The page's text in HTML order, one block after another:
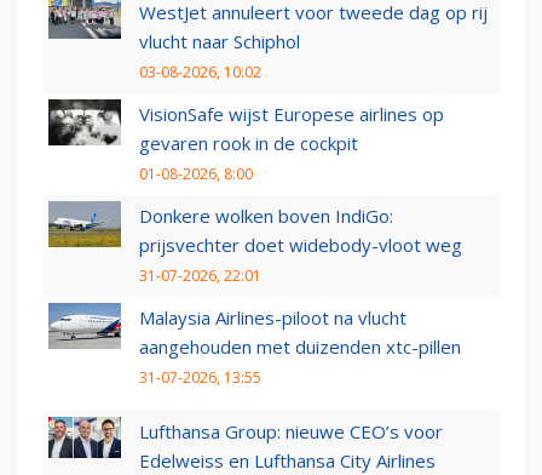
WestJet annuleert voor tweede dag op rij
vlucht naar Schiphol
03-08-2026, 10:02
VisionSafe wijst Europese airlines op
gevaren rook in de cockpit
01-08-2026, 8:00
Donkere wolken boven IndiGo:
prijsvechter doet widebody-vloot weg
31-07-2026, 22:01
Malaysia Airlines-piloot na vlucht
aangehouden met duizenden xtc-pillen
31-07-2026, 13:55
Lufthansa Group: nieuwe CEO’s voor
Edelweiss en Lufthansa City Airlines